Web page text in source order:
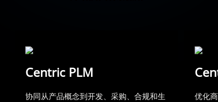
Centric PLM
协同从产品概念到开发、采购、合规和生
优化